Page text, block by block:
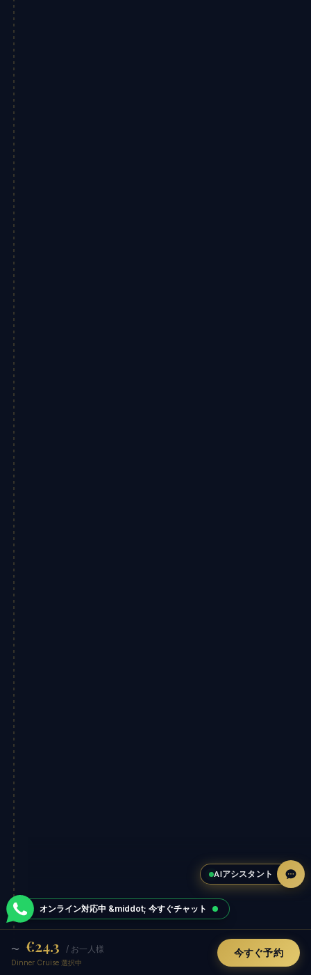
〜 €24.3 / お一人様
Dinner Cruise 選択中
今すぐ予約
オンライン対応中 &middot; 今すぐチャット
AIアシスタント